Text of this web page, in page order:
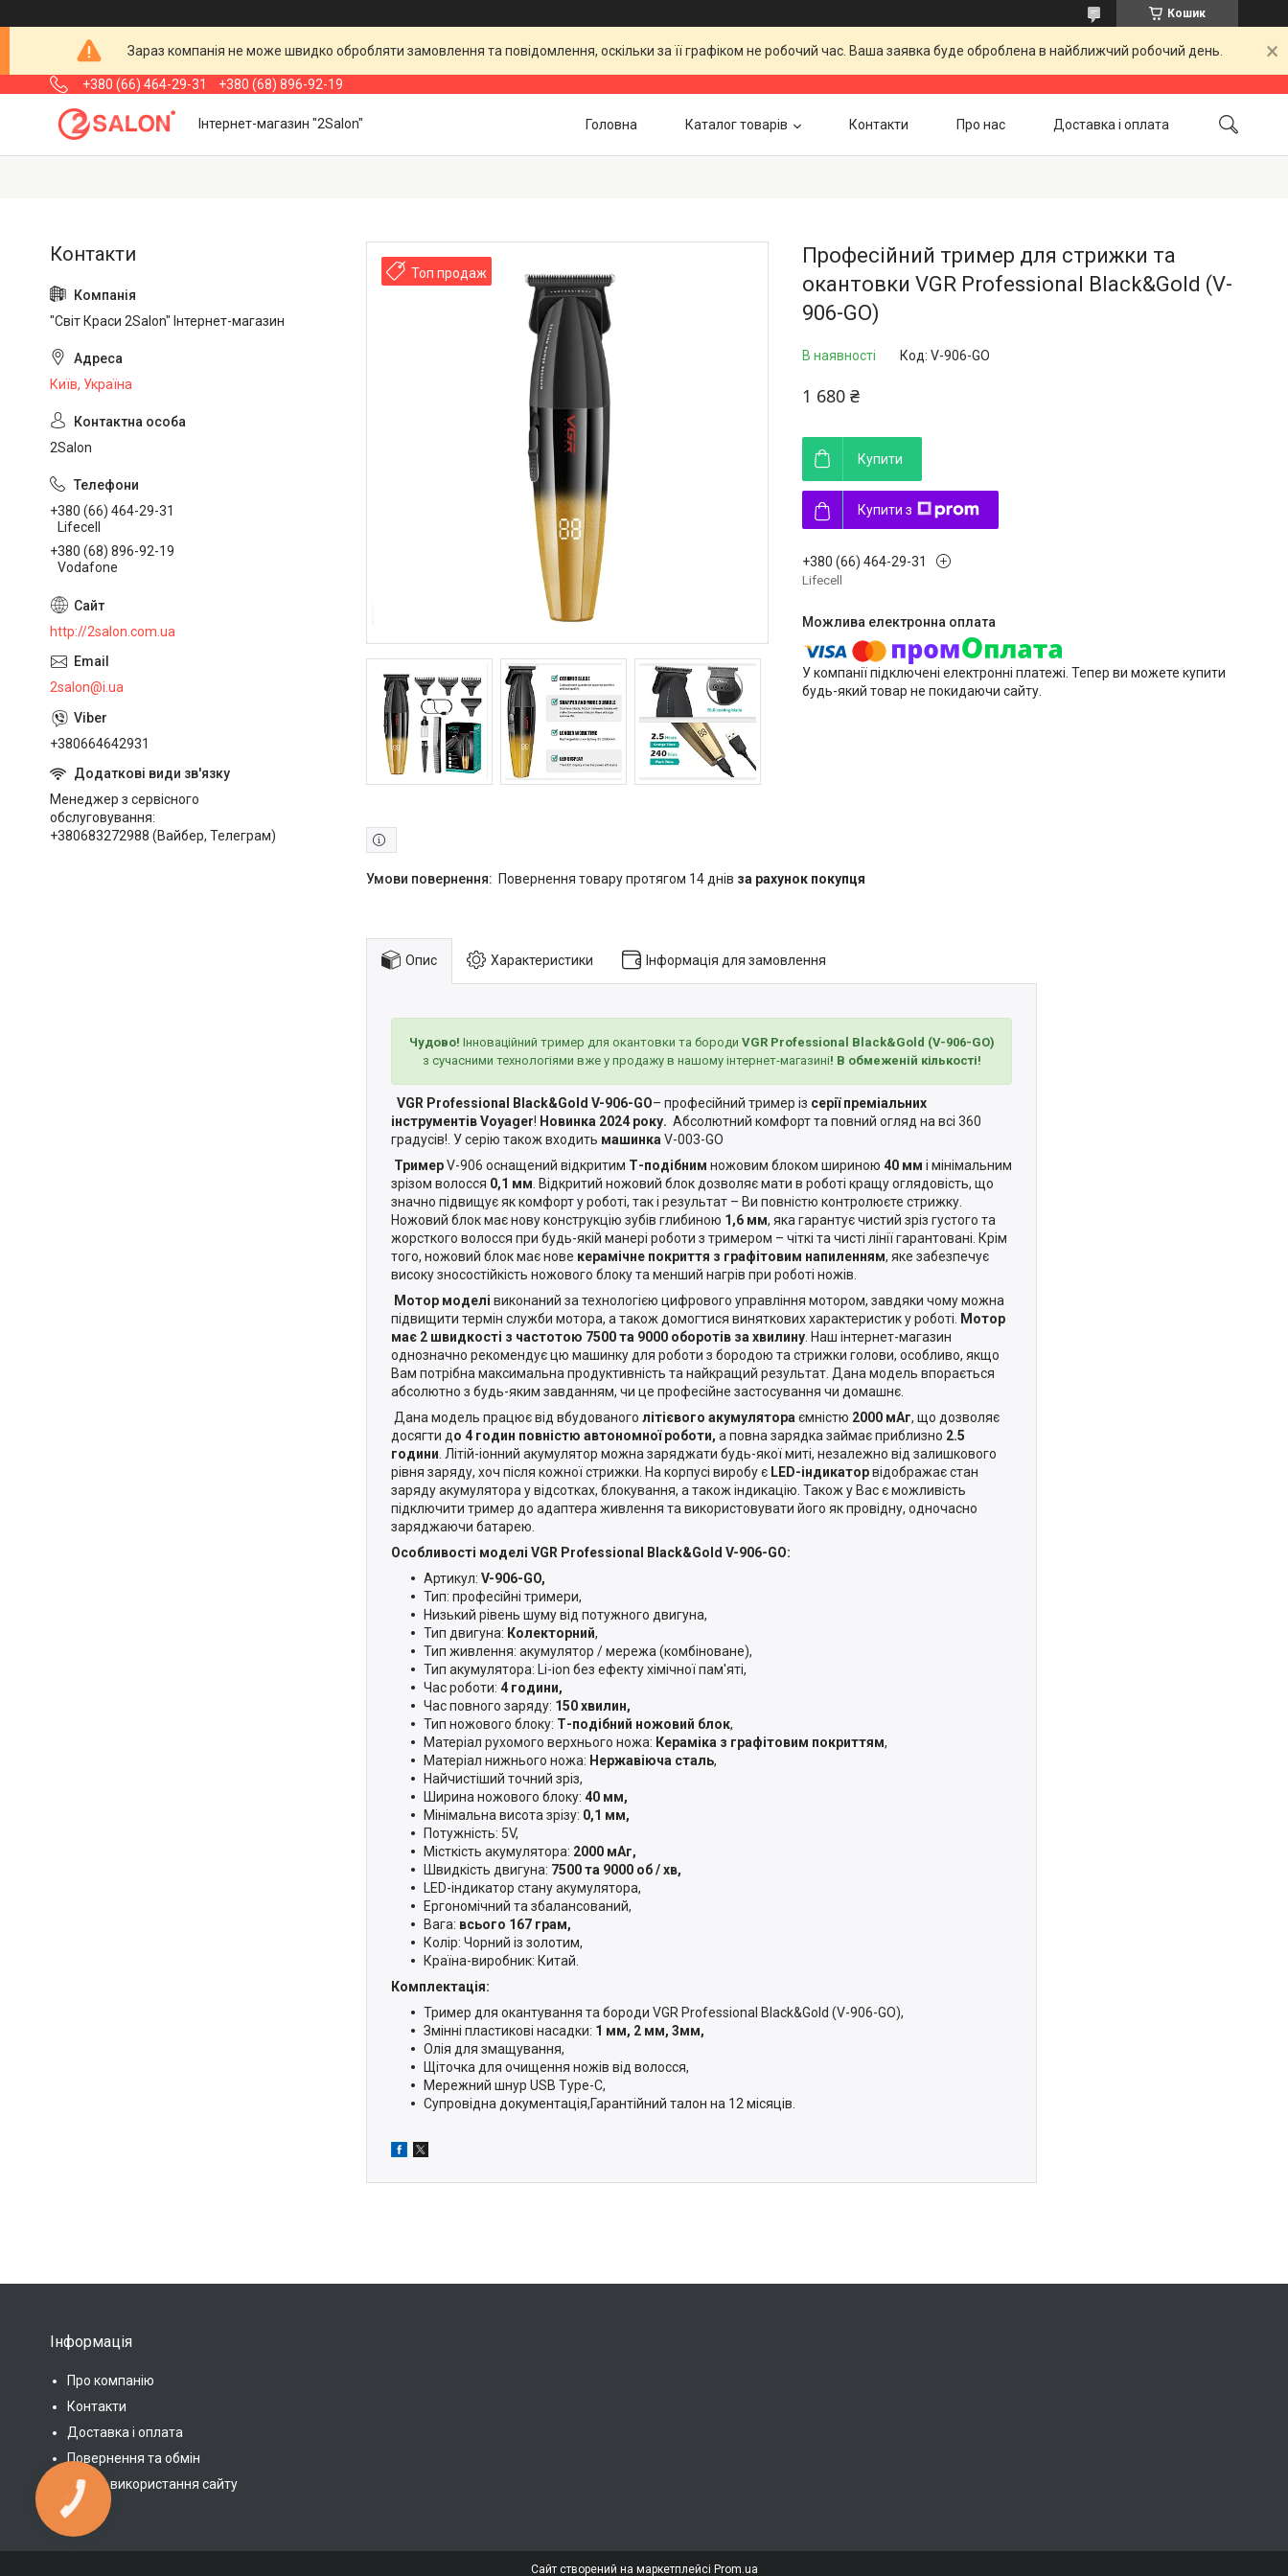
Кошик
Зараз компанія не може швидко обробляти замовлення та повідомлення, оскільки за її графіком не робочий час. Ваша заявка буде оброблена в найближчий робочий день.
+380 (66) 464-29-31 +380 (68) 896-92-19
Інтернет-магазин "2Salon" Головна Каталог товарів Контакти Про нас Доставка і оплата
Топ продаж
Професійний тример для стрижки та
окантовки VGR Professional Black&Gold (V-
906-GO)
В наявності Код: V-906-GO
1 680 ₴
Купити
Купити з
+380 (66) 464-29-31
Lifecell
У компанії підключені електронні платежі. Тепер ви можете купити
будь-який товар не покидаючи сайту.
повернення товару протягом 14 днів за рахунок покупця
Опис Характеристики Інформація для замовлення
Чудово! Інноваційний тример для окантовки та бороди VGR Professional Black&Gold (V-906-GO)
з сучасними технологіями вже у продажу в нашому інтернет-магазині! В обмеженій кількості!
VGR Professional Black&Gold V-906-GO– професійний тример із серії преміальних
інструментів Voyager! Новинка 2024 року. Абсолютний комфорт та повний огляд на всі 360
градусів!. У серію також входить машинка V-003-GO
ТримерV-906 оснащений відкритим Т-подібним ножовим блоком шириною 40 мм і мінімальним
зрізом волосся 0,1 мм . Відкритий ножовий блок дозволяє мати в роботі кращу оглядовість, що
значно підвищує як комфорт у роботі, так і результат – Ви повністю контролюєте стрижку.
Ножовий блок має нову конструкцію зубів глибиною 1,6 мм, яка гарантує чистий зріз густого та
жорсткого волосся при будь-якій манері роботи з тримером – чіткі та чисті лінії гарантовані. Крім
того, ножовий блок має нове керамічне покриття з графітовим напиленням, яке забезпечує
високу зносостійкість ножового блоку та менший нагрів при роботі ножів.
Мотор моделі виконаний за технологією цифрового управління мотором, завдяки чому можна
підвищити термін служби мотора, а також домогтися виняткових характеристик у роботі. Мотор
має 2 швидкості з частотою 7500 та 9000 оборотів за хвилину . Наш інтернет-магазин
однозначно рекомендує цю машинку для роботи з бородою та стрижки голови, особливо, якщо
Вам потрібна максимальна продуктивність та найкращий результат. Дана модель впорається
абсолютно з будь-яким завданням, чи це професійне застосування чи домашнє.
Дана модель працює від вбудованого літієвого акумулятора ємністю 2000 мАг, що дозволяє
досягти до 4 годин повністю автономної роботи, а повна зарядка займає приблизно 2.5
години . Літій-іонний акумулятор можна заряджати будь-якої миті, незалежно від залишкового
рівня заряду, хоч після кожної стрижки. На корпусі виробу є LED-індикаторвідображає стан
заряду акумулятора у відсотках, блокування, а також індикацію. Також у Вас є можливість
підключити тример до адаптера живлення та використовувати його як провідну, одночасно
заряджаючи батарею.
Особливості моделі VGR Professional Black&Gold V-906-GO:
Артикул: V-906-GO,
Тип: професійні тримери,
Низький рівень шуму від потужного двигуна,
Тип двигуна: Колекторний,
Тип живлення: акумулятор / мережа (комбіноване),
Тип акумулятора: Li-ion без ефекту хімічної пам'яті,
Час роботи: 4 години,
Час повного заряду: 150 хвилин,
Тип ножового блоку: Т-подібний ножовий блок,
Матеріал рухомого верхнього ножа: Кераміка з графітовим покриттям,
Матеріал нижнього ножа: Нержавіюча сталь,
Найчистіший точний зріз,
Ширина ножового блоку: 40 мм,
Мінімальна висота зрізу: 0,1 мм,
Потужність: 5V,
Місткість акумулятора: 2000 мАг,
Швидкість двигуна: 7500 та 9000 об / хв,
LED-індикатор стану акумулятора,
Ергономічний та збалансований,
Вага: всього 167 грам,
Колір: Чорний із золотим,
Країна-виробник: Китай.
Комплектація:
Тример для окантування та бороди VGR Professional Black&Gold (V-906-GO),
Змінні пластикові насадки: 1 мм, 2 мм, 3мм,
Олія для змащування,
Щіточка для очищення ножів від волосся,
Мережний шнур USB Type-C,
Супровідна документація,Гарантійний талон на 12 місяців.
"Світ Краси 2Salon" Інтернет-магазин
Київ, Україна
2Salon
+380 (66) 464-29-31
Lifecell
+380 (68) 896-92-19
Vodafone
http://2salon.com.ua
2salon@i.ua
+380664642931
Менеджер з сервісного
обслуговування
+380683272988 (Вайбер, Телеграм)
Інформація
Про компанію
Контакти
Доставка і оплата
Повернення та обмін
Умови використання сайту
Сайт створений на маркетплейсі Prom.ua